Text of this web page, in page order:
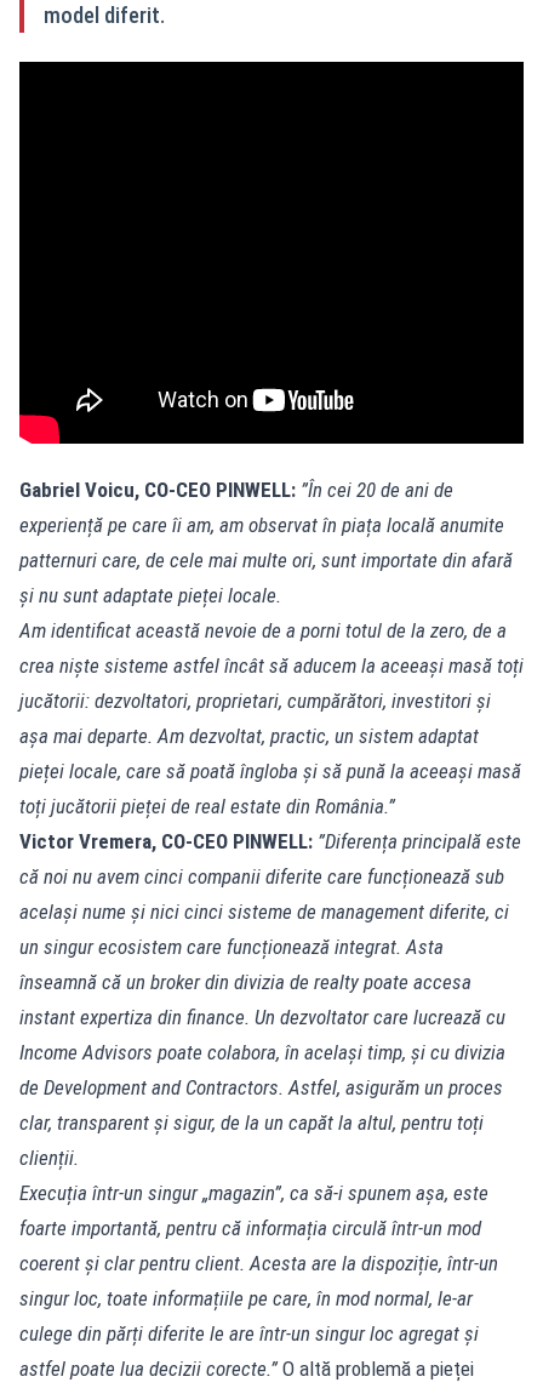
model diferit.
Gabriel Voicu, CO-CEO PINWELL: ”În cei 20 de ani de
experiență pe care îi am, am observat în piața locală anumite
patternuri care, de cele mai multe ori, sunt importate din afară
și nu sunt adaptate pieței locale.
Am identificat această nevoie de a porni totul de la zero, de a
crea niște sisteme astfel încât să aducem la aceeași masă toți
jucătorii: dezvoltatori, proprietari, cumpărători, investitori și
așa mai departe. Am dezvoltat, practic, un sistem adaptat
pieței locale, care să poată îngloba și să pună la aceeași masă
toți jucătorii pieței de real estate din România.”
Victor Vremera, CO-CEO PINWELL: ”Diferența principală este
că noi nu avem cinci companii diferite care funcționează sub
același nume și nici cinci sisteme de management diferite, ci
un singur ecosistem care funcționează integrat. Asta
înseamnă că un broker din divizia de realty poate accesa
instant expertiza din finance. Un dezvoltator care lucrează cu
Income Advisors poate colabora, în același timp, și cu divizia
de Development and Contractors. Astfel, asigurăm un proces
clar, transparent și sigur, de la un capăt la altul, pentru toți
clienții.
Execuția într-un singur „magazin”, ca să-i spunem așa, este
foarte importantă, pentru că informația circulă într-un mod
coerent și clar pentru client. Acesta are la dispoziție, într-un
singur loc, toate informațiile pe care, în mod normal, le-ar
culege din părți diferite le are într-un singur loc agregat și
astfel poate lua decizii corecte.”O altă problemă a pieței